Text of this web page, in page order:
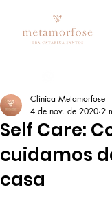
Self Care:
cuidamos
casa
Clínica Metamorfose
4 de nov. de 2020 2